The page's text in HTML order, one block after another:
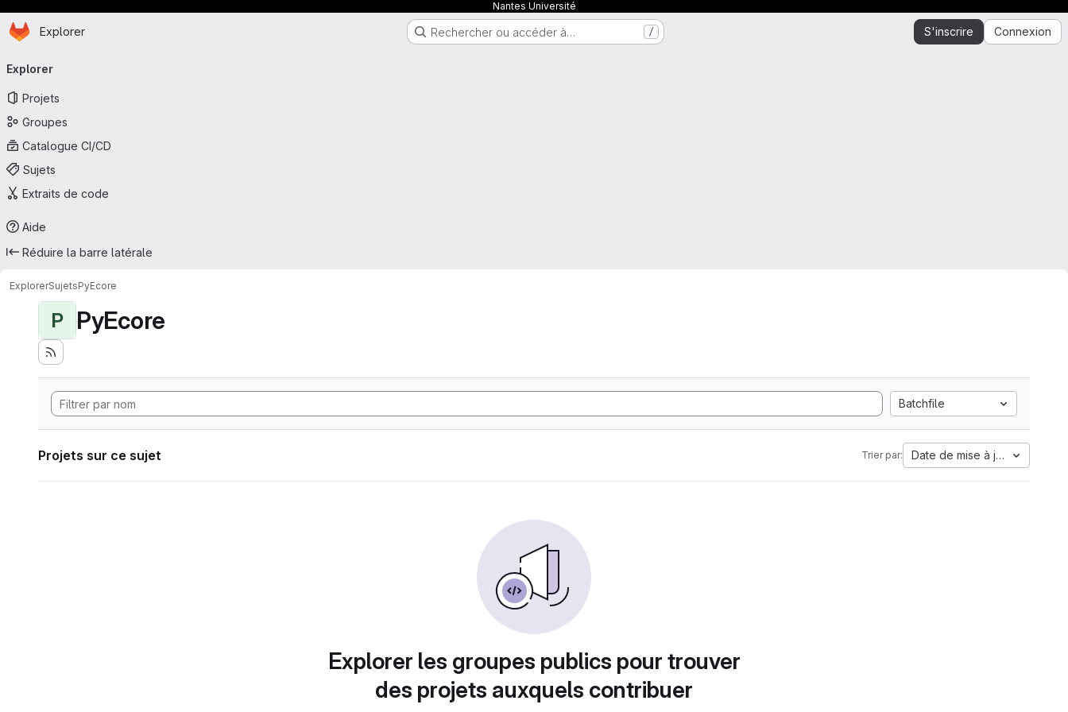
Nantes Université
Passer au contenu principal
Page d'accueil
Explorer Rechercher ou accéder à… / S'inscrire Connexion
principale
Explorer
Projets
Groupes
Catalogue CI/CD
Sujets
Extraits de code
Aide
Réduire la barre latérale
ExplorerSujetsPyEcore
P PyEcore
Batchfile
Projets sur ce sujet Trier par: Date de mise à jour
Explorer les groupes publics pour trouver
des projets auxquels contribuer